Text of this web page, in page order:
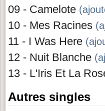
09 - Camelote
10 - Mes Racines
11 - I Was Here
12 - Nuit Blanche
13 - L'Iris Et La
Autres singles